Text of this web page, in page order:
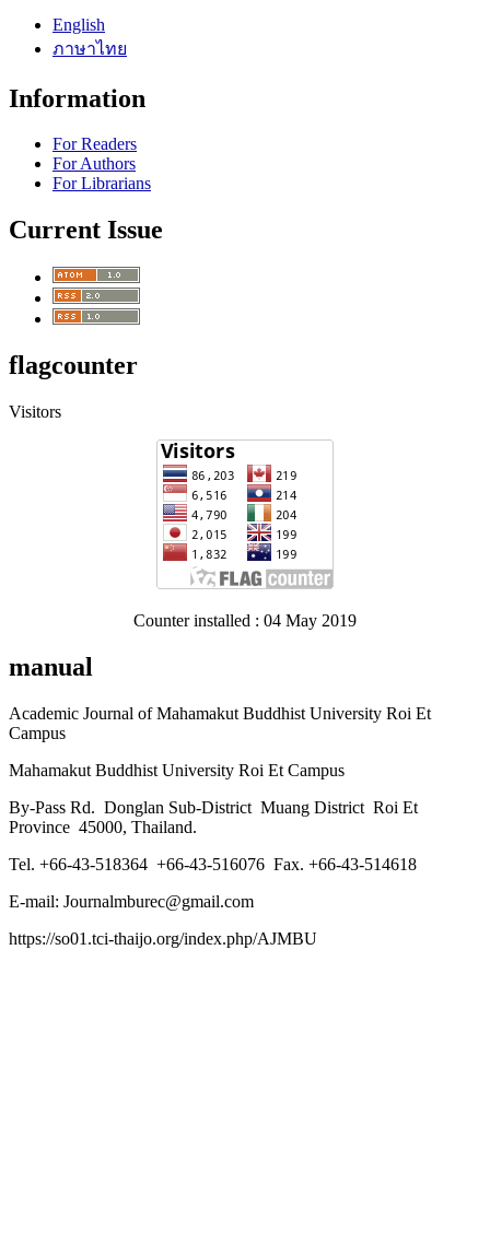
English
ภาษาไทย
Information
For Readers
For Authors
For Librarians
Current Issue
flagcounter
Visitors
Counter installed : 04 May 2019
manual
Academic Journal of Mahamakut Buddhist University Roi Et
Campus
Mahamakut Buddhist University Roi Et Campus
By-Pass Rd. Donglan Sub-District Muang District Roi Et
Province 45000, Thailand.
Tel. +66-43-518364 +66-43-516076 Fax. +66-43-514618
E-mail: Journalmburec@gmail.com
https://so01.tci-thaijo.org/index.php/AJMBU